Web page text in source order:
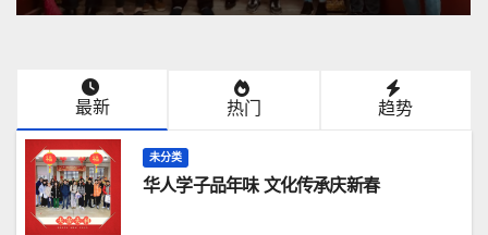
最新 热门 趋势
未分类
华人学子品年味 文化传承庆新春